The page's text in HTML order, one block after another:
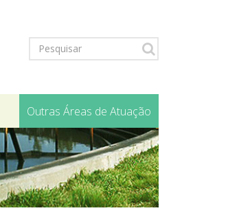
Outras Áreas de Atuação